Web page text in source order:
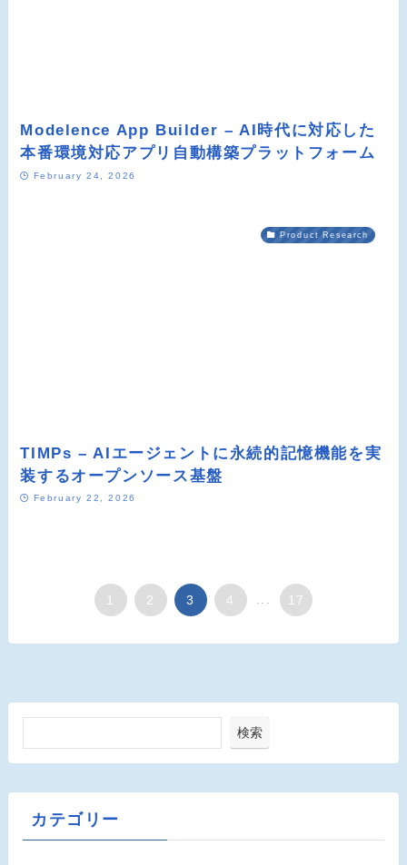
Modelence App Builder – AI時代に対応した
本番環境対応アプリ自動構築プラットフォーム
February 24, 2026
Product Research
TIMPs – AIエージェントに永続的記憶機能を実
装するオープンソース基盤
February 22, 2026
1 2 3 4 17
検索
カテゴリー